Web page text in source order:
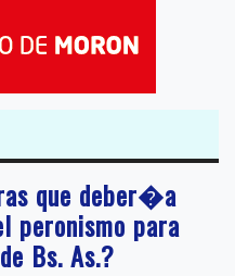
que deber�a
peronismo para
Bs. As.?